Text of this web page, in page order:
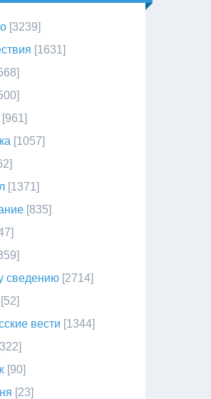
[3239]
[1631]
[961]
[1057]
[1371]
[835]
сведению [2714]
[52]
вести [1344]
[90]
[23]